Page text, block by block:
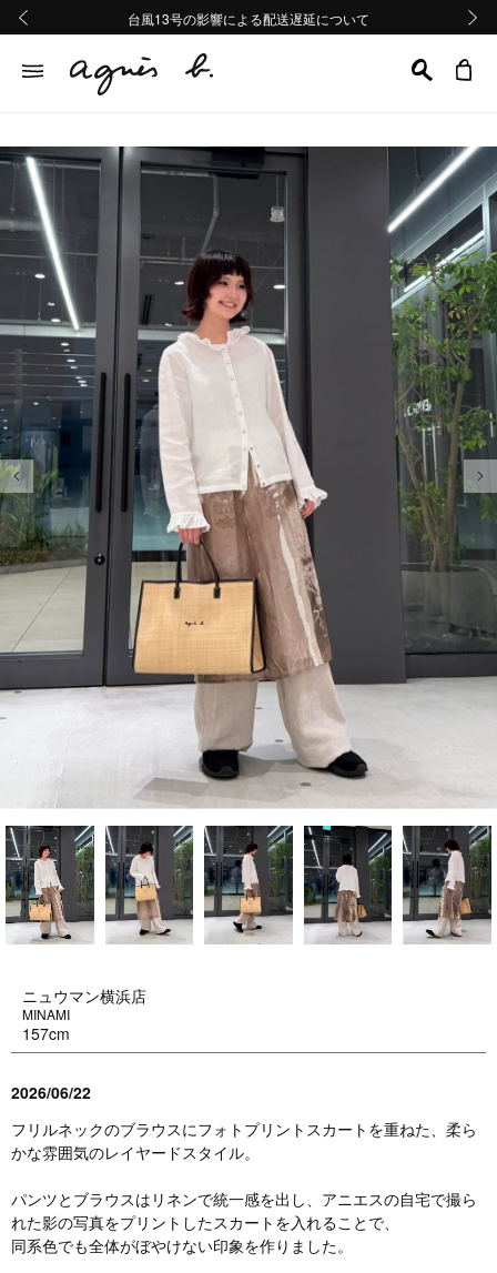
熊本地域地震の影響による配送遅延について
Summer Sale 2buy10%OFF!!
台風13号の影響による配送遅延について
熊本地域地震の影響による配送遅延について
Summer Sale 2buy10%OFF!!
前の画像
ニュウマン横浜店
MINAMI
157cm
2026/06/22
フリルネックのブラウスにフォトプリントスカートを重ねた、柔ら
かな雰囲気のレイヤードスタイル。
パンツとブラウスはリネンで統一感を出し、アニエスの自宅で撮ら
れた影の写真をプリントしたスカートを入れることで、
同系色でも全体がぼやけない印象を作りました。